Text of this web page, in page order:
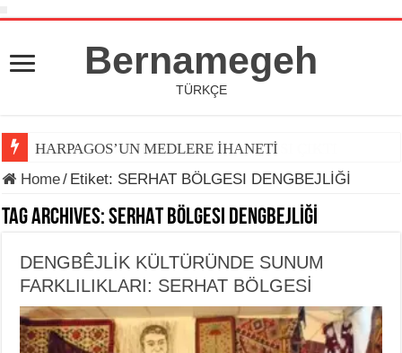
Bernamegeh
TÜRKÇE
HARPAGOS’UN MEDLERE İHANETİ
Home/ Etiket: SERHAT BÖLGESI DENGBEJLİĞİ
Tag Archives:SERHAT BÖLGESI DENGBEJLİĞİ
DENGBÊJLİK KÜLTÜRÜNDE SUNUM
FARKLILIKLARI: SERHAT BÖLGESİ